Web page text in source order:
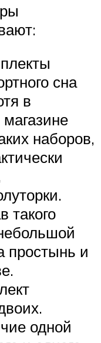
сна
в
наборов,
такого
простынь и
одной